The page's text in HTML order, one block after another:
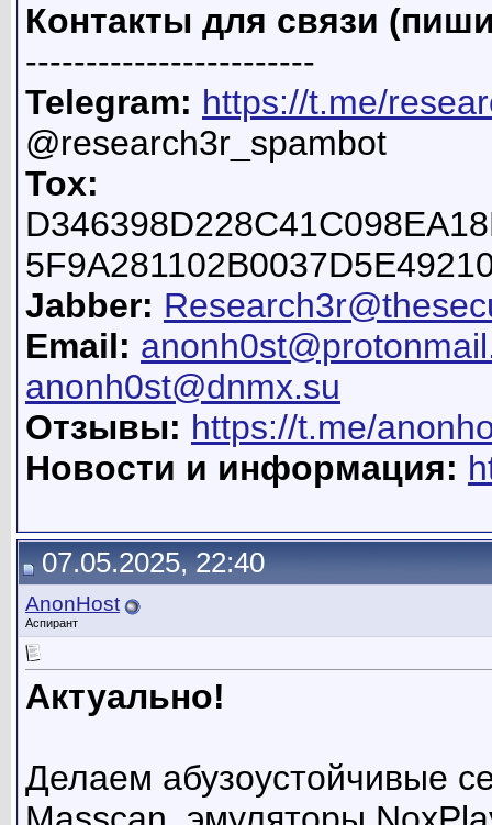
Контакты для связи
------------------------
Telegram: https://t.me/
@research3r_spambot
Tox:
Jabber:
Email:
anonh0st@dnmx.su
Отзывы: https://t.me/
Новости и информация:
07.05.2025, 22:40
AnonHost
Аспирант
Актуально!
Делаем абузоустойчивые